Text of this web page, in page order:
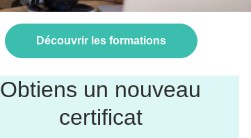
Découvrir les formations
Obtiens un nouveau
certificat